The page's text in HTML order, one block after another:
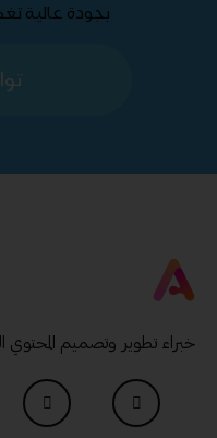
بجودة عالية
خبراء تطوير وتصميم المحتوي